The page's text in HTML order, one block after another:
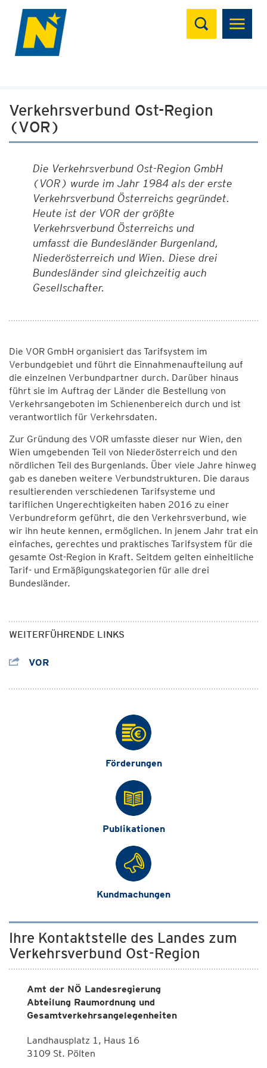
Suchen
Verkehrsverbund Ost-Region
(VOR)
Die Verkehrsverbund Ost-Region GmbH
(VOR) wurde im Jahr 1984 als der erste
Verkehrsverbund Österreichs gegründet.
Heute ist der VOR der größte
Verkehrsverbund Österreichs und
umfasst die Bundesländer Burgenland,
Niederösterreich und Wien. Diese drei
Bundesländer sind gleichzeitig auch
Gesellschafter.
Die VOR GmbH organisiert das Tarifsystem im
Verbundgebiet und führt die Einnahmenaufteilung auf
die einzelnen Verbundpartner durch. Darüber hinaus
führt sie im Auftrag der Länder die Bestellung von
Verkehrsangeboten im Schienenbereich durch und ist
verantwortlich für Verkehrsdaten.
Zur Gründung des VOR umfasste dieser nur Wien, den
Wien umgebenden Teil von Niederösterreich und den
nördlichen Teil des Burgenlands. Über viele Jahre hinweg
gab es daneben weitere Verbundstrukturen. Die daraus
resultierenden verschiedenen Tarifsysteme und
tariﬂichen Ungerechtigkeiten haben 2016 zu einer
Verbundreform geführt, die den Verkehrsverbund, wie
wir ihn heute kennen, ermöglichen. In jenem Jahr trat ein
einfaches, gerechtes und praktisches Tarifsystem für die
gesamte Ost-Region in Kraft. Seitdem gelten einheitliche
Tarif- und Ermäßigungskategorien für alle drei
Bundesländer.
WEITERFÜHRENDE LINKS
VOR
Förderungen
Publikationen
Kundmachungen
Ihre Kontaktstelle des Landes zum
Verkehrsverbund Ost-Region
Amt der NÖ Landesregierung
Abteilung Raumordnung und
Gesamtverkehrsangelegenheiten
Landhausplatz 1, Haus 16
3109 St. Pölten